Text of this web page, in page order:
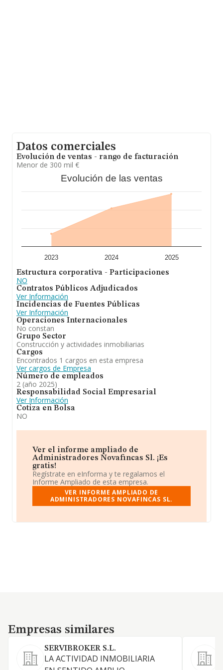
Datos comerciales
Evolución de ventas - rango de facturación
Menor de 300 mil €
Evolución de las ventas
2023 2024 2025
Estructura corporativa - Participaciones
NO
Contratos Públicos Adjudicados
Ver Información
Incidencias de Fuentes Públicas
Ver Información
Operaciones Internacionales
No constan
Grupo Sector
Construcción y actividades inmobiliarias
Cargos
Encontrados 1 cargos en esta empresa
Ver cargos de Empresa
Número de empleados
2 (año 2025)
Responsabilidad Social Empresarial
Ver Información
Cotiza en Bolsa
NO
Ver el informe ampliado de
Administradores Novafincas Sl. ¡Es
gratis!
Regístrate en eInforma y te regalamos el
Informe Ampliado de esta empresa.
VER INFORME AMPLIADO DE
ADMINISTRADORES NOVAFINCAS SL.
Empresas similares
Empresas similares
SERVIBROKER S.L.
LA ACTIVIDAD INMOBILIARIA